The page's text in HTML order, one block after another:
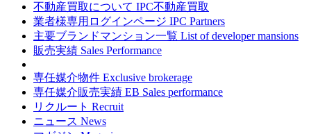
不動産買取について IPC不動産買取
業者様専用ログインページ IPC Partners
主要ブランドマンション一覧 List of developer mansions
販売実績 Sales Performance
専任媒介物件 Exclusive brokerage
専任媒介販売実績 EB Sales performance
リクルート Recruit
ニュース News